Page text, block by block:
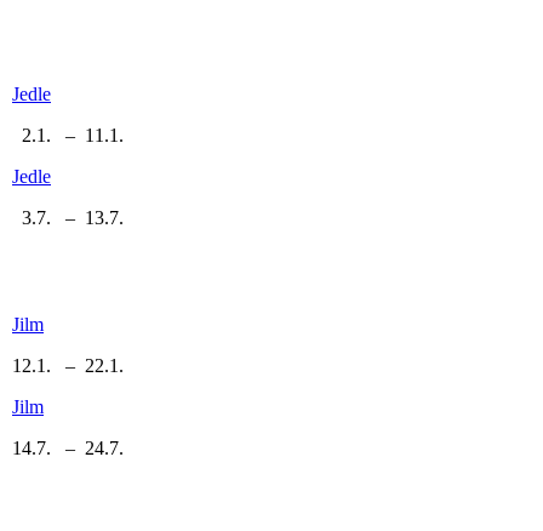
Jedle
2.1. – 11.1.
Jedle
3.7. – 13.7.
Jilm
12.1. – 22.1.
Jilm
14.7. – 24.7.